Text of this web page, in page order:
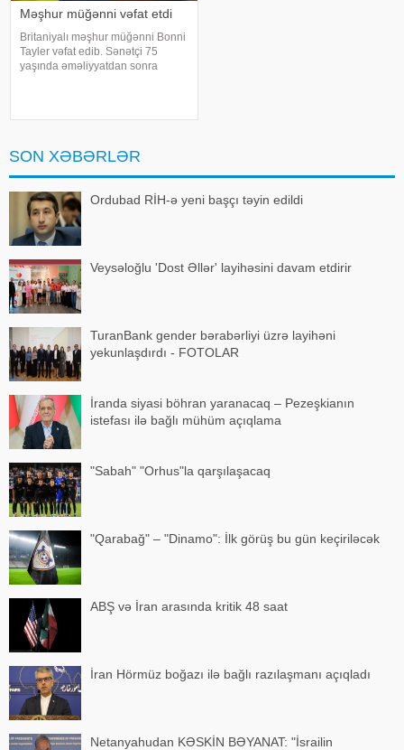
Məşhur müğənni vəfat etdi
Britaniyalı məşhur müğənni Bonni
Tayler vəfat edib. Sənətçi 75
yaşında əməliyyatdan sonra
SON XƏBƏRLƏR
Ordubad RİH-ə yeni başçı təyin edildi
Veysəloğlu 'Dost Əllər' layihəsini davam etdirir
TuranBank gender bərabərliyi üzrə layihəni
yekunlaşdırdı - FOTOLAR
İranda siyasi böhran yaranacaq – Pezeşkianın
istefası ilə bağlı mühüm açıqlama
"Sabah" "Orhus"la qarşılaşacaq
"Qarabağ" – "Dinamo": İlk görüş bu gün keçiriləcək
ABŞ və İran arasında kritik 48 saat
İran Hörmüz boğazı ilə bağlı razılaşmanı açıqladı
Netanyahudan KƏSKİN BƏYANAT: "İsrailin